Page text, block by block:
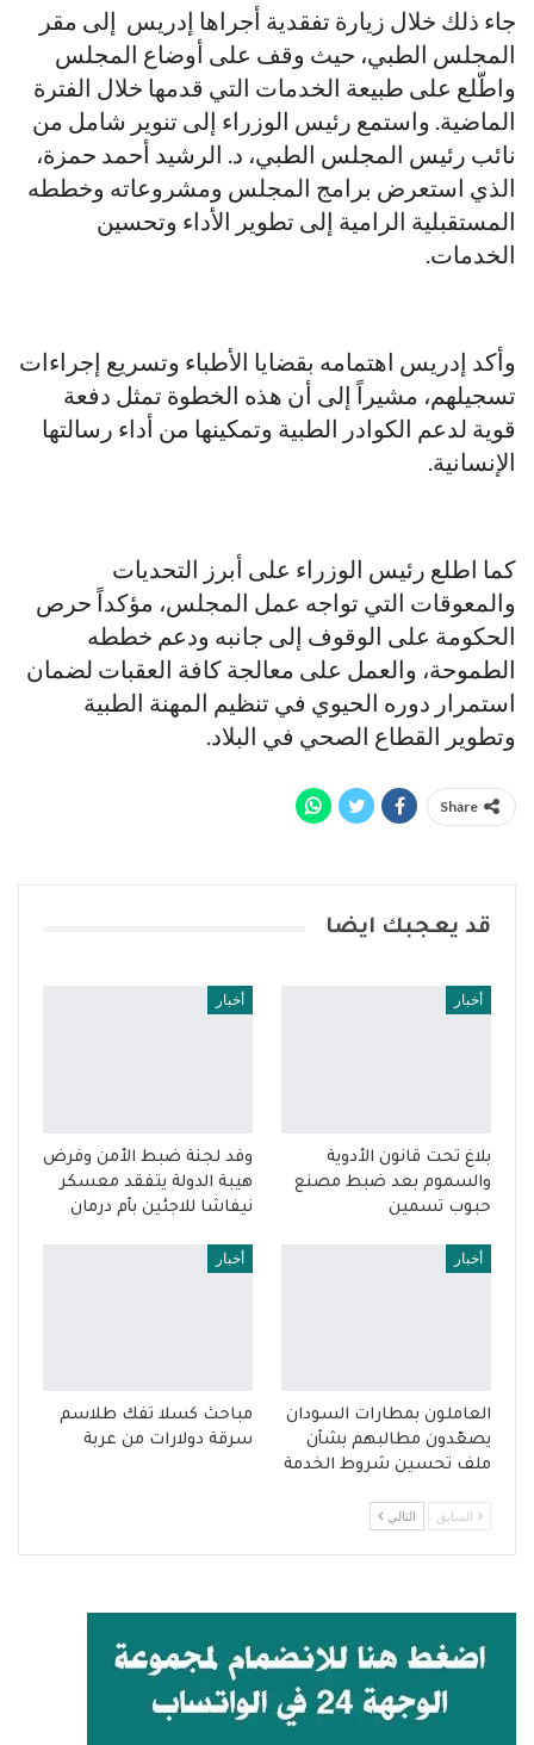
جاء ذلك خلال زيارة تفقدية أجراها إدريس إلى مقر
المجلس الطبي، حيث وقف على أوضاع المجلس
واطّلع على طبيعة الخدمات التي قدمها خلال الفترة
الماضية. واستمع رئيس الوزراء إلى تنوير شامل من
نائب رئيس المجلس الطبي، د. الرشيد أحمد حمزة،
الذي استعرض برامج المجلس ومشروعاته وخططه
المستقبلية الرامية إلى تطوير الأداء وتحسين
الخدمات.
وأكد إدريس اهتمامه بقضايا الأطباء وتسريع إجراءات
تسجيلهم، مشيراً إلى أن هذه الخطوة تمثل دفعة
قوية لدعم الكوادر الطبية وتمكينها من أداء رسالتها
الإنسانية.
كما اطلع رئيس الوزراء على أبرز التحديات
والمعوقات التي تواجه عمل المجلس، مؤكداً حرص
الحكومة على الوقوف إلى جانبه ودعم خططه
الطموحة، والعمل على معالجة كافة العقبات لضمان
استمرار دوره الحيوي في تنظيم المهنة الطبية
وتطوير القطاع الصحي في البلاد.
Share
قد يعجبك ايضا
أخبار
بلاغ تحت قانون الأدوية
والسموم بعد ضبط مصنع
حبوب تسمين
أخبار
وفد لجنة ضبط الأمن وفرض
هيبة الدولة يتفقد معسكر
نيفاشا للاجئين بأم درمان
أخبار
العاملون بمطارات السودان
يصعّدون مطالبهم بشأن
ملف تحسين شروط الخدمة
أخبار
مباحث كسلا تفك طلاسم
سرقة دولارات من عربة
السابق التالي